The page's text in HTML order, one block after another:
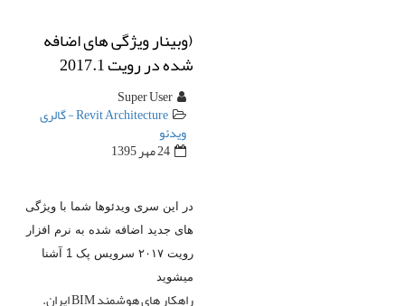
(وبینار ویژگی های اضافه
شده در رویت 2017.1
(شرکت اتودسک
Super User
Revit Architecture - گالری
ویدئو
24 مهر 1395
در این سری ویدئوها شما با ویژگی
های جدید اضافه شده به نرم افزار
رویت ۲۰۱۷ سرویس پک 1 آشنا
میشوید
راهکار های هوشمند BIM ایران.